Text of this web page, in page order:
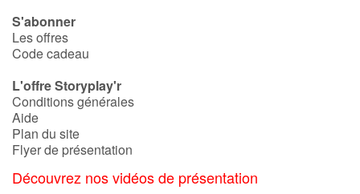
S'abonner
Les offres
Code cadeau
L'offre Storyplay'r
Conditions générales
Aide
Plan du site
Flyer de présentation
Découvrez nos vidéos de présentation